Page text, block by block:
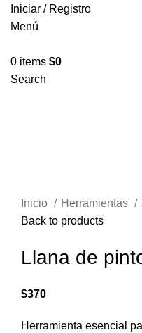
Iniciar / Registro
Menú
0 items $0
Search
Inicio Herramientas
Back to products
Llana de
$370
Herramienta esencial